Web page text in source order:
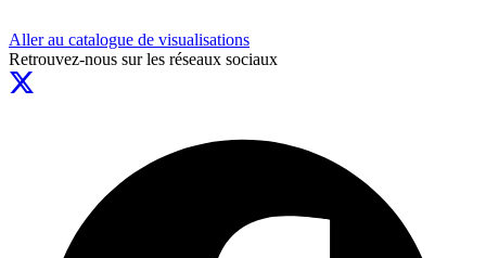
Aller au catalogue de visualisations
Retrouvez-nous sur les réseaux sociaux